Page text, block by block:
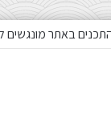
בדרמה או סרט